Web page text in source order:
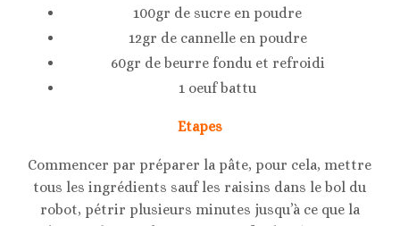
100gr de sucre en poudre
12gr de cannelle en poudre
60gr de beurre fondu et refroidi
1 oeuf battu
Etapes
Commencer par préparer la pâte, pour cela, mettre
tous les ingrédients sauf les raisins dans le bol du
robot, pétrir plusieurs minutes jusqu’à ce que la